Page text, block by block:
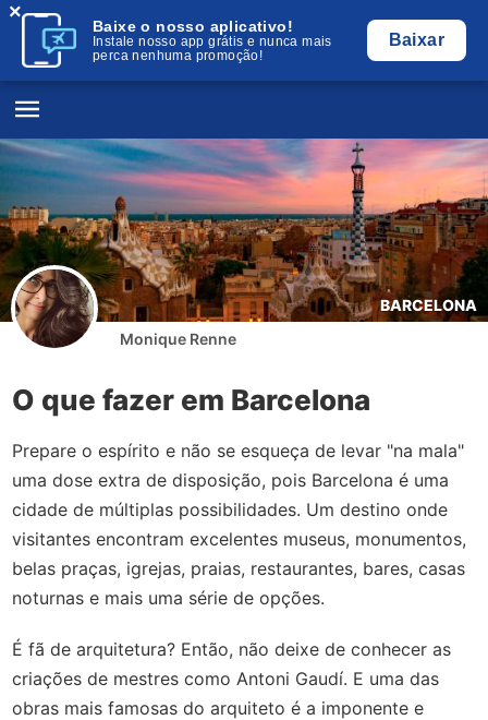
Baixe o nosso aplicativo!
Instale nosso app grátis e nunca mais
perca nenhuma promoção!
Baixar
×
BARCELONA
Monique Renne
O que fazer em Barcelona
Prepare o espírito e não se esqueça de levar "na mala"
uma dose extra de disposição, pois Barcelona é uma
cidade de múltiplas possibilidades. Um destino onde
visitantes encontram excelentes museus, monumentos,
belas praças, igrejas, praias, restaurantes, bares, casas
noturnas e mais uma série de opções.
É fã de arquitetura? Então, não deixe de conhecer as
criações de mestres como Antoni Gaudí. E uma das
obras mais famosas do arquiteto é a imponente e